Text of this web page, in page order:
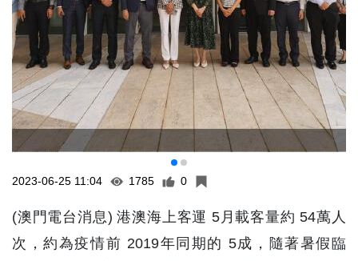
2023-06-25 11:04 1785 0
(澳門電台消息) 港澳海上客運 5月載客量約 54萬人
次，約為疫情前 2019年同期的 5成，隨著暑假臨